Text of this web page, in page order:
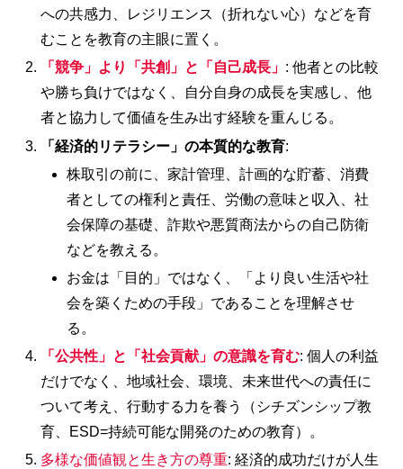
への共感力、レジリエンス（折れない心）などを育
むことを教育の主眼に置く。
「競争」より「共創」と「自己成長」 : 他者との比較
や勝ち負けではなく、自分自身の成長を実感し、他
者と協力して価値を生み出す経験を重んじる。
「経済的リテラシー」の本質的な教育:
株取引の前に、家計管理、計画的な貯蓄、消費
者としての権利と責任、労働の意味と収入、社
会保障の基礎、詐欺や悪質商法からの自己防衛
などを教える。
お金は「目的」ではなく、「より良い生活や社
会を築くための手段」であることを理解させ
る。
「公共性」と「社会貢献」の意識を育む: 個人の利益
だけでなく、地域社会、環境、未来世代への責任に
ついて考え、行動する力を養う（シチズンシップ教
育、ESD=持続可能な開発のための教育）。
多様な価値観と生き方の尊重: 経済的成功だけが人生